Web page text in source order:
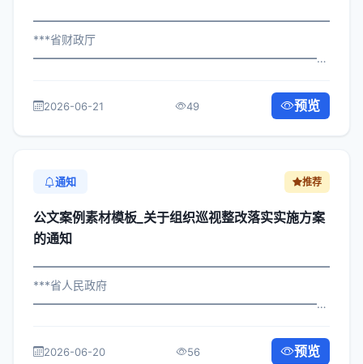
***省财政厅
各直属机构： 为深入贯彻落实习近平总...
2026-06-21 49 预览
通知 推荐
公文案例素材模板_关于组织巡视整改落实实施方案
的通知
***省人民政府
各直属机构： 为深入贯彻落实习近平...
2026-06-20 56 预览